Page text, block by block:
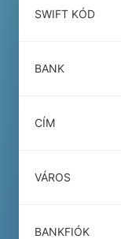
SWIFT KÓD
BANK
CÍM
VÁROS
BANKFIÓK